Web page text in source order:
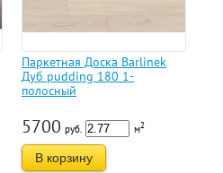
Паркетная Доска Barlinek
Дуб pudding 180 1-
полосный
5700 руб. м2
В корзину